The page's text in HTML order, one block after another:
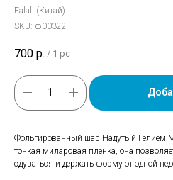
Falali (Китай)
SKU: ф00322
700 р. / 1 pc
Фольгированный шар.Надутый
тонкая миларовая пленка, она
сдуваться и держать форму от одной